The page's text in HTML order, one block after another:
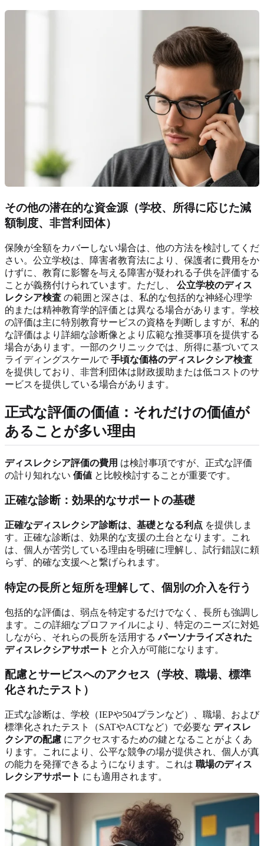
その他の潜在的な資金源（学校、所得に応じた減
額制度、非営利団体）
保険が全額をカバーしない場合は、他の方法を検討してくだ
さい。公立学校は、障害者教育法により、保護者に費用をか
けずに、教育に影響を与える障害が疑われる子供を評価する
ことが義務付けられています。ただし、 公立学校のディス
レクシア検査 の範囲と深さは、私的な包括的な神経心理学
的または精神教育学的評価とは異なる場合があります。学校
の評価は主に特別教育サービスの資格を判断しますが、私的
な評価はより詳細な診断像とより広範な推奨事項を提供する
場合があります。一部のクリニックでは、所得に基づいてス
ライディングスケールで手頃な価格のディスレクシア検査
を提供しており、非営利団体は財政援助または低コストのサ
ービスを提供している場合があります。
正式な評価の価値：それだけの価値が
あることが多い理由
ディスレクシア評価の費用 は検討事項ですが、正式な評価
の計り知れない 価値 と比較検討することが重要です。
正確な診断：効果的なサポートの基礎
正確なディスレクシア診断は、基礎となる利点 を提供しま
す。正確な診断は、効果的な支援の土台となります。これ
は、個人が苦労している理由を明確に理解し、試行錯誤に頼
らず、的確な支援へと繋げられます。
特定の長所と短所を理解して、個別の介入を行う
包括的な評価は、弱点を特定するだけでなく、長所も強調し
ます。この詳細なプロファイルにより、特定のニーズに対処
しながら、それらの長所を活用するパーソナライズされた
ディスレクシアサポート と介入が可能になります。
配慮とサービスへのアクセス（学校、職場、標準
化されたテスト）
正式な診断は、学校（IEPや504プランなど）、職場、および
標準化されたテスト（SATやACTなど）で必要な ディスレ
クシアの配慮 にアクセスするための鍵となることがよくあ
ります。これにより、公平な競争の場が提供され、個人が真
の能力を発揮できるようになります。これは 職場のディス
レクシアサポート にも適用されます。